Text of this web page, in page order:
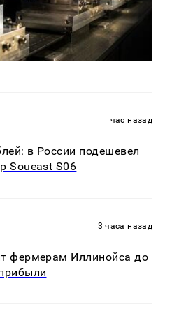
час назад
в России подешевел
Soueast S06
3 часа назад
фермерам Иллинойса до